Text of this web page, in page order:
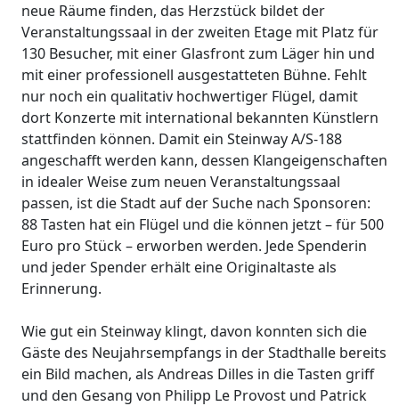
neue Räume finden, das Herzstück bildet der
Veranstaltungssaal in der zweiten Etage mit Platz für
130 Besucher, mit einer Glasfront zum Läger hin und
mit einer professionell ausgestatteten Bühne. Fehlt
nur noch ein qualitativ hochwertiger Flügel, damit
dort Konzerte mit international bekannten Künstlern
stattfinden können. Damit ein Steinway A/S-188
angeschafft werden kann, dessen Klangeigenschaften
in idealer Weise zum neuen Veranstaltungssaal
passen, ist die Stadt auf der Suche nach Sponsoren:
88 Tasten hat ein Flügel und die können jetzt – für 500
Euro pro Stück – erworben werden. Jede Spenderin
und jeder Spender erhält eine Originaltaste als
Erinnerung.
Wie gut ein Steinway klingt, davon konnten sich die
Gäste des Neujahrsempfangs in der Stadthalle bereits
ein Bild machen, als Andreas Dilles in die Tasten griff
und den Gesang von Philipp Le Provost und Patrick